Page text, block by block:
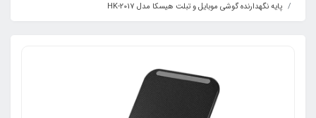
پایه نگهدارنده گوشی موبایل و تبلت هیسکا مدل HK-2017